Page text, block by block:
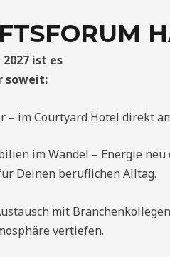
ist es
soweit:
im Courtyard Hotel direkt
im Wandel – Energie
Deinen beruflichen Alltag.
mit
vertiefen.